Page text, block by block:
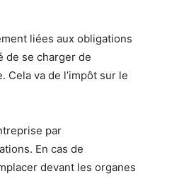
liées aux obligations
de se charger de
Cela va de l’impôt sur le
par
En cas de
devant les organes